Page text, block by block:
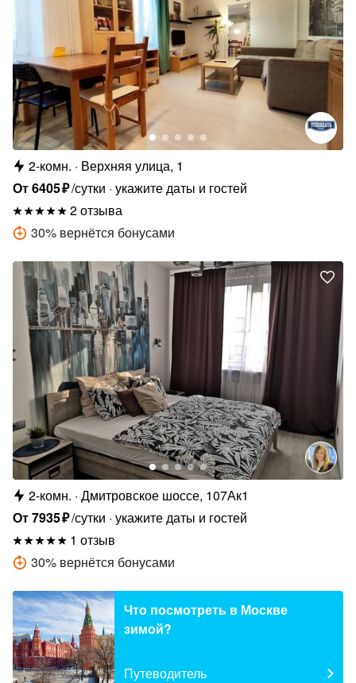
2-комн.
Верхняя улица, 1
От6405₽/сутки укажите даты и гостей
2 отзыва
30% вернётся бонусами
2-комн. Дмитровское шоссе, 107Ак1
От7935₽/сутки укажите даты и гостей
1 отзыв
30% вернётся бонусами
Что посмотреть в Москве
зимой?
Путеводитель